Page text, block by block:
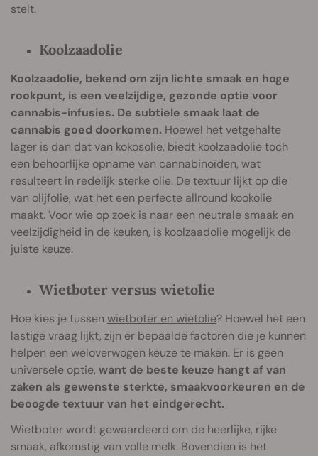
stelt.
Koolzaadolie
Koolzaadolie, bekend om zijn lichte smaak en hoge
rookpunt, is een veelzijdige, gezonde optie voor
cannabis-infusies. De subtiele smaak laat de
cannabis goed doorkomen. Hoewel het vetgehalte
lager is dan dat van kokosolie, biedt koolzaadolie toch
een behoorlijke opname van cannabinoïden, wat
resulteert in redelijk sterke olie. De textuur lijkt op die
van olijfolie, wat het een perfecte allround kookolie
maakt. Voor wie op zoek is naar een neutrale smaak en
veelzijdigheid in de keuken, is koolzaadolie mogelijk de
juiste keuze.
Wietboter versus wietolie
Hoe kies je tussen wietboter en wietolie? Hoewel het een
lastige vraag lijkt, zijn er bepaalde factoren die je kunnen
helpen een weloverwogen keuze te maken. Er is geen
universele optie, want de beste keuze hangt af van
zaken als gewenste sterkte, smaakvoorkeuren en de
beoogde textuur van het eindgerecht.
Wietboter wordt gewaardeerd om de heerlijke, rijke
smaak, afkomstig van volle melk. Bovendien is het